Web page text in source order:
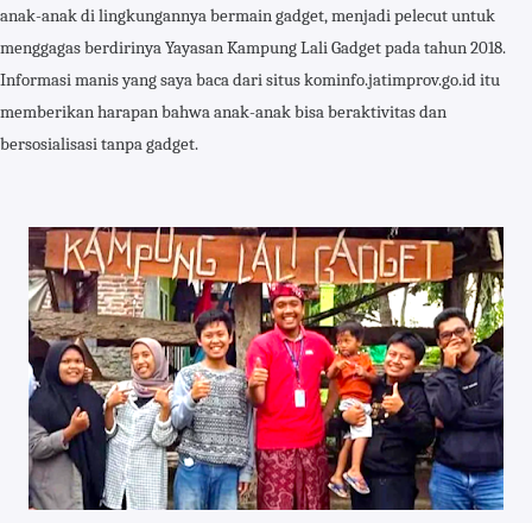
anak-anak di lingkungannya bermain gadget, menjadi pelecut untuk
menggagas berdirinya Yayasan Kampung Lali Gadget pada tahun 2018.
Informasi manis yang saya baca dari situs kominfo.jatimprov.go.id itu
memberikan harapan bahwa anak-anak bisa beraktivitas dan
bersosialisasi tanpa gadget.